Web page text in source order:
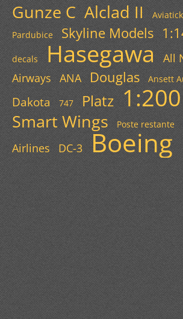
Gunze C Alclad II
Pardubice
Skyline Models
decals Hasegawa
All
Airways
ANA Douglas Ansett
Dakota 747 Platz 1:200
Smart Wings Poste restante
Airlines
DC-3 Boeing